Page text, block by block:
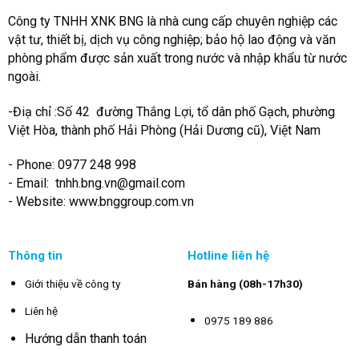
Công ty TNHH XNK BNG là nhà cung cấp chuyên nghiệp các
vật tư, thiết bị, dịch vụ công nghiệp; bảo hộ lao động và văn
phòng phẩm được sản xuất trong nước và nhập khẩu từ nước
ngoài.
-Điạ chỉ :Số 42 đường Thắng Lợi, tổ dân phố Gạch, phường
Việt Hòa, thành phố Hải Phòng (Hải Dương cũ), Việt Nam
- Phone: 0977 248 998
- Email: tnhh.bng.vn@gmail.com
- Website: www.bnggroup.com.vn
Thông tin
Giới thiệu về công ty
Liên hệ
Hướng dẫn thanh toán
Hotline liên hệ
Bán hàng (08h-17h30)
0975 189 886